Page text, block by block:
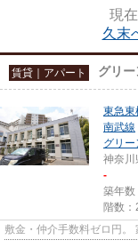
現
久末
賃貸｜アパート グリ
東急東
南武線
グリー
神奈川
-
築年数
階数：
敷金・仲介手数料ゼロ円。